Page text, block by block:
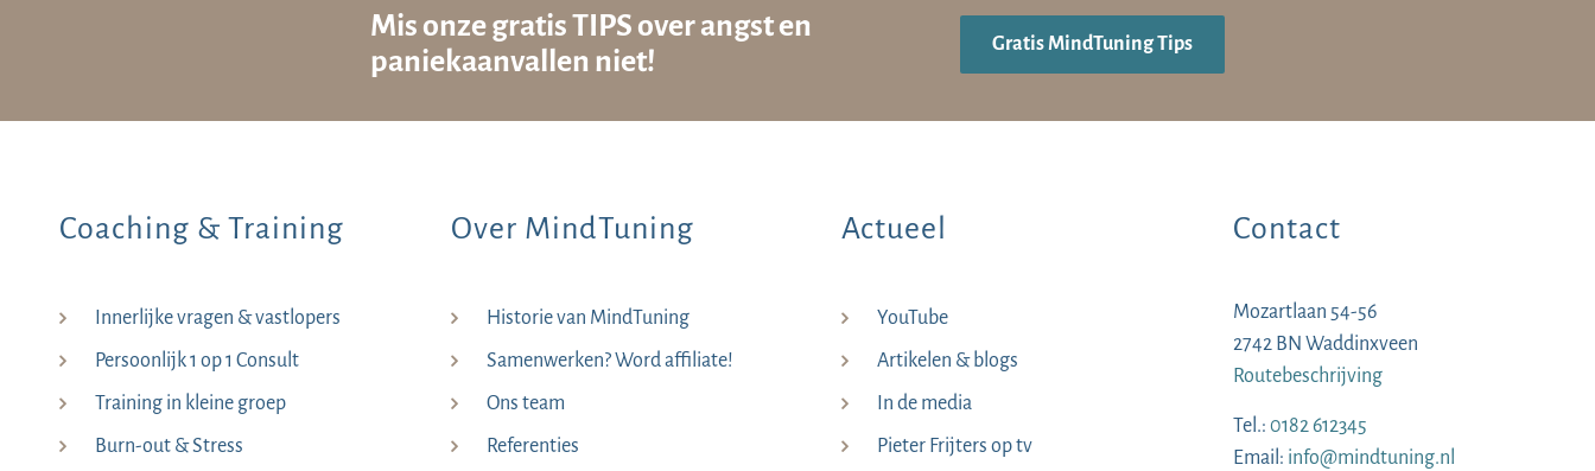
Mis onze gratis TIPS over angst en
paniekaanvallen niet!
Gratis MindTuning Tips
Coaching & Training
Innerlijke vragen & vastlopers
Persoonlijk 1 op 1 Consult
Training in kleine groep
Burn-out & Stress
Over MindTuning
Historie van MindTuning
Samenwerken? Word affiliate!
Ons team
Referenties
Actueel
YouTube
Artikelen & blogs
In de media
Pieter Frijters op tv
Contact
Mozartlaan 54-56
2742 BN Waddinxveen
Routebeschrijving
Tel.: 0182 612345
Email: info@mindtuning.nl